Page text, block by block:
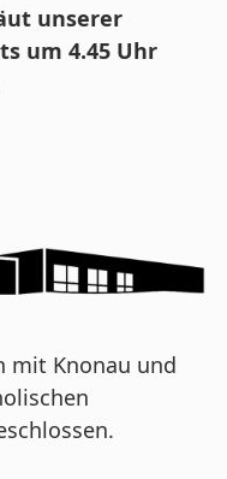
unserer
um 4.45 Uhr
mit Knonau und